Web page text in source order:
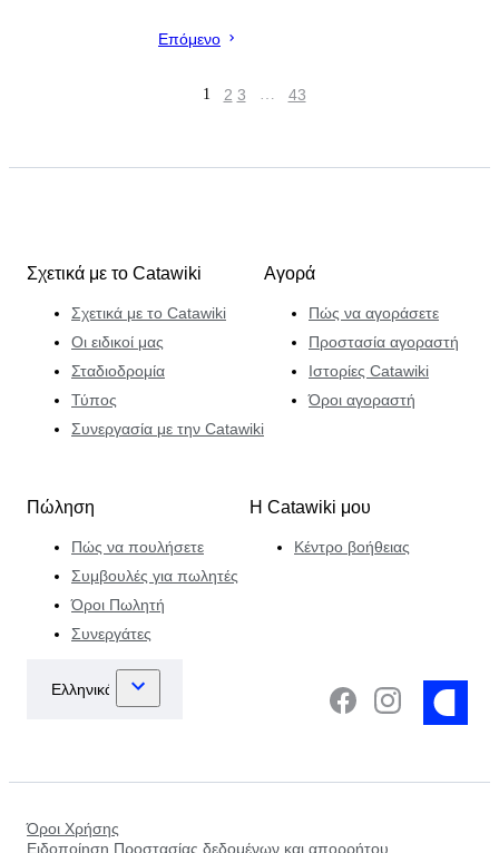
Επόμενο
1 2 3 … 43
Σχετικά με το Catawiki
Σχετικά με το Catawiki
Οι ειδικοί μας
Σταδιοδρομία
Τύπος
Συνεργασία με την Catawiki
Αγορά
Πώς να αγοράσετε
Προστασία αγοραστή
Ιστορίες Catawiki
Όροι αγοραστή
Πώληση
Πώς να πουλήσετε
Συμβουλές για πωλητές
Όροι Πωλητή
Συνεργάτες
Η Catawiki μου
Κέντρο βοήθειας
Όροι Χρήσης
Ειδοποίηση Προστασίας δεδομένων και απορρήτου